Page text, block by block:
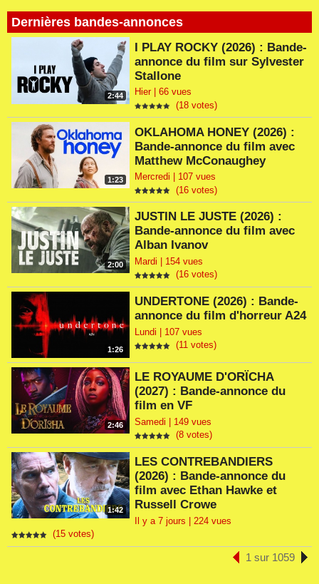
Dernières bandes-annonces
2:44
I PLAY ROCKY (2026) : Bande-
annonce du film sur Sylvester
Stallone
Hier | 66 vues
(18 votes)
1:23
OKLAHOMA HONEY (2026) :
Bande-annonce du film avec
Matthew McConaughey
Mercredi | 107 vues
(16 votes)
2:00
JUSTIN LE JUSTE (2026) :
Bande-annonce du film avec
Alban Ivanov
Mardi | 154 vues
(16 votes)
1:26
UNDERTONE (2026) : Bande-
annonce du film d'horreur A24
Lundi | 107 vues
(11 votes)
2:46
LE ROYAUME D'ORÏCHA
(2027) : Bande-annonce du
film en VF
Samedi | 149 vues
(8 votes)
1:42
LES CONTREBANDIERS
(2026) : Bande-annonce du
film avec Ethan Hawke et
Russell Crowe
Il y a 7 jours | 224 vues
(15 votes)
1 sur 1059